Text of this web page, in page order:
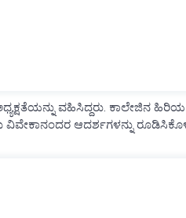
ವಹಿಸಿದ್ದರು. ಕಾಲೇಜಿನ
ಆದರ್ಶಗಳನ್ನು